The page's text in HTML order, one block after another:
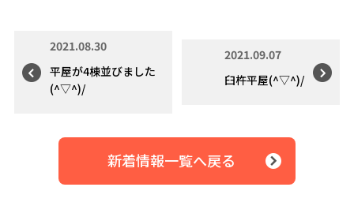
2021.08.30
平屋が4棟並びました
(^▽^)/
2021.09.07
臼杵平屋(^▽^)/
新着情報一覧へ戻る